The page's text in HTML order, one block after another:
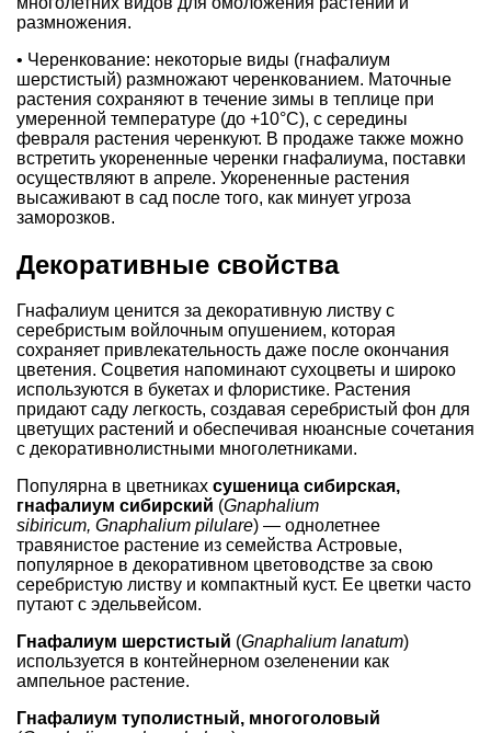
размножения.
• Черенкование: некоторые виды (гнафалиум
шерстистый) размножают черенкованием. Ма­точные
растения сохраняют в течение зимы в теплице при
умеренной темпе­ратуре (до +10°С), с середины
февраля растения черенкуют. В продаже также можно
встретить укорененные черенки гнафалиума, поставки
осуществляют в апреле. Укорененные растения
высаживают в сад после того, как минует угроза
заморозков.
Декоративные свойства
Гнафалиум ценится за декоративную листву с
серебристым войлочным опушением, которая
сохраняет привлекательность даже после окончания
цветения. Соцветия напоминают сухоцветы и широко
используются в букетах и флористике. Растения
придают саду легкость, создавая серебристый фон для
цветущих растений и обеспечивая нюансные сочетания
с декоративнолистными многолетниками.
Популярна в цветниках сушеница сибирская,
гнафалиум сибирский (Gnaphalium
sibiricum, Gnaphalium pilulare) — однолетнее
травянистое растение из семейства Астровые,
популярное в декоративном цветоводстве за свою
серебристую листву и компактный куст. Ее цветки часто
путают с эдельвейсом.
Гнафалиум шерстистый (Gnaphalium lanatum)
используется в контейнерном озеленении как
ампельное растение.
Гнафалиум туполистный, многоголовый